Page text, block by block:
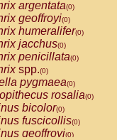
torquatus
spp.(0)
satanas(0)
monachus
pithecia(0)
Cercocebus agilis
Cercocebus
Cercocebus
Cercocebus
Cercocebus
Cercocebushybrid
argentata(0)
geoffroyi(0)
humeralifer(0)
jacchus(0)
penicillata(0)
spp.(0)
pygmaea(0)
rosalia(0)
bicolor(0)
fuscicollis(0)
geoffroyi(0)